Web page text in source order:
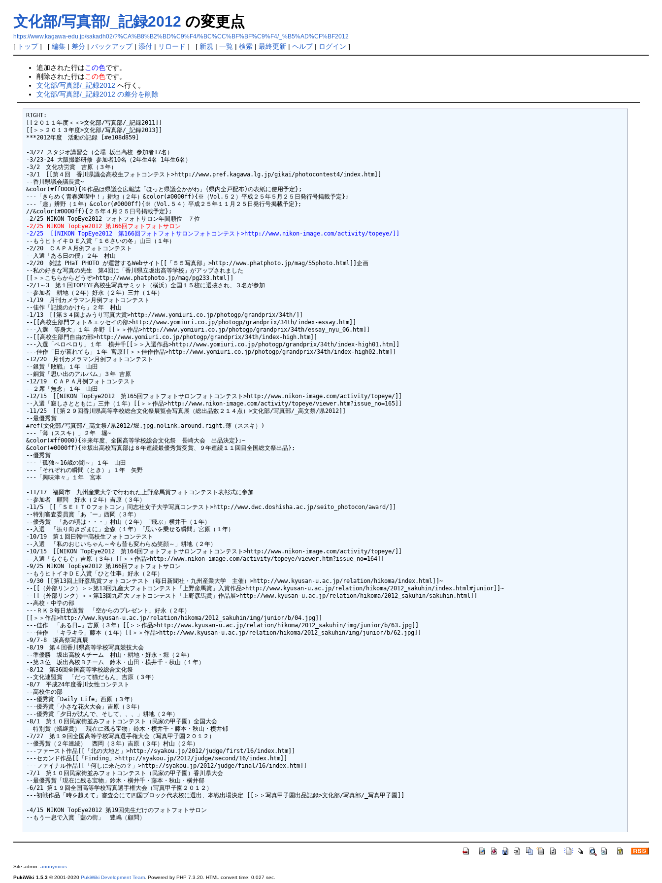
文化部/写真部/_記録2012 の変更点
https://www.kagawa-edu.jp/sakadh02/?%CA%B8%B2%BD%C9%F4/%BC%CC%BF%BF%C9%F4/_%B5%AD%CF%BF2012
[ トップ] [ 編集| 差分| バックアップ| 添付| リロード ] [ 新規 | 一覧| 検索| 最終更新| ヘルプ| ログイン ]
追加された行はこの色です。
削除された行はこの色です。
文化部/写真部/_記録2012 へ行く。
文化部/写真部/_記録2012 の差分を削除
RIGHT:
[[２０１１年度＜＜>文化部/写真部/_記録2011]]
[[＞＞２０１３年度>文化部/写真部/_記録2013]]
***2012年度　活動の記録 [#e108d859]
-3/27 スタジオ講習会（会場 坂出高校 参加者17名）
-3/23-24 大阪撮影研修 参加者10名（2年生4名 1年生6名）
-3/2　文化功労賞　吉原（３年）
-3/1　[[第４回　香川県議会高校生フォトコンテスト>http://www.pref.kagawa.lg.jp/gikai/photocontest4/index.htm]]
--香川県議会議長賞~
&color(#ff0000){※作品は県議会広報誌「ほっと県議会かがわ」(県内全戸配布)の表紙に使用予定};
---「きらめく青春満喫中！」耕地（２年）&color(#0000ff){※（Vol.５２）平成２５年５月２５日発行号掲載予定};
---「趣」辨野（１年）&color(#0000ff){※（Vol.５４）平成２５年１１月２５日発行号掲載予定};
//&color(#0000ff){２５年４月２５日号掲載予定};
-2/25 NIKON TopEye2012 第166回フォトフォトサロン
-2/25  [[NIKON TopEye2012　第166回フォトフォトサロンフォトコンテスト>http://www.nikon-image.com/activity/topeye/]]
--もうヒトイキＤＥ入賞「１６さいの冬」山田（１年）
-2/20　ＣＡＰＡ月例フォトコンテスト
--入選「ある日の僕」２年　村山
-2/20　雑誌 PHaT PHOTO が運営するWebサイト[[「５５写真部」>http://www.phatphoto.jp/mag/55photo.html]]企画
--私の好きな写真の先生　第4回に「香川県立坂出高等学校」がアップされました
[[＞＞こちらからどうぞ>http://www.phatphoto.jp/mag/pg233.html]]
-2/1～3　第１回TOPEYE高校生写真サミット（横浜）全国１５校に選抜され、３名が参加
--参加者　耕地（２年）好永（２年）三井（１年）
-1/19　月刊カメラマン月例フォトコンテスト
--佳作「記憶のかけら」２年　村山
-1/13　[[第３４回よみうり写真大賞>http://www.yomiuri.co.jp/photogp/grandprix/34th/]]
--[[高校生部門フォト＆エッセイの部>http://www.yomiuri.co.jp/photogp/grandprix/34th/index-essay.htm]]
---入選「等身大」１年 弁野 [[＞＞作品>http://www.yomiuri.co.jp/photogp/grandprix/34th/essay_nyu_06.htm]]
--[[高校生部門自由の部>http://www.yomiuri.co.jp/photogp/grandprix/34th/index-high.htm]]
---入選「ペロペロリ」１年  横井千[[＞＞入選作品>http://www.yomiuri.co.jp/photogp/grandprix/34th/index-high01.htm]]
---佳作「日が暮れても」１年 宮原[[＞＞佳作作品>http://www.yomiuri.co.jp/photogp/grandprix/34th/index-high02.htm]]
-12/20　月刊カメラマン月例フォトコンテスト
--銀賞「敗戦」１年　山田
--銅賞「思い出のアルバム」３年 吉原
-12/19　ＣＡＰＡ月例フォトコンテスト
--２席「無念」１年　山田
-12/15　[[NIKON TopEye2012　第165回フォトフォトサロンフォトコンテスト>http://www.nikon-image.com/activity/topeye/]]
--入選「寂しさとともに」三井（１年）[[＞＞作品>http://www.nikon-image.com/activity/topeye/viewer.htm?issue_no=165]]
-11/25　[[第２９回香川県高等学校総合文化祭展覧会写真展（総出品数２１４点）>文化部/写真部/_高文祭/県2012]]
--最優秀賞
#ref(文化部/写真部/_高文祭/県2012/堀.jpg,nolink,around,right,薄（ススキ）)
---「薄（ススキ）」２年　堀~
&color(#ff0000){※来年度、全国高等学校総合文化祭　長崎大会　出品決定};~
&color(#0000ff){※坂出高校写真部は８年連続最優秀賞受賞、９年連続１１回目全国総文祭出品};
--優秀賞
---「孤独～16歳の闇～」１年　山田
---「それぞれの瞬間（とき）」１年　矢野
---「興味津々」１年　宮本
-11/17　福岡市　九州産業大学で行われた上野彦馬賞フォトコンテスト表彰式に参加
--参加者　顧問　好永（２年）吉原（３年）
-11/5　[[「ＳＥＩＴＯフォトコン」同志社女子大学写真コンテスト>http://www.dwc.doshisha.ac.jp/seito_photocon/award/]]
--特別審査委員賞「あ゛ー」西岡（３年）
--優秀賞　「あの頃は・・・」村山（２年）「飛ぶ」横井千（１年）
--入選　「振り向きざまに」金森（１年）「思いを乗せる瞬間」宮原（１年）
-10/19　第１回日韓中高校生フォトコンテスト
--入選　「私のおじいちゃん～今も昔も変わらぬ笑顔～」耕地（２年）
-10/15　[[NIKON TopEye2012　第164回フォトフォトサロンフォトコンテスト>http://www.nikon-image.com/activity/topeye/]]
--入選「もぐもぐ」吉原（３年）[[＞＞作品>http://www.nikon-image.com/activity/topeye/viewer.htm?issue_no=164]]
-9/25 NIKON TopEye2012 第166回フォトフォトサロン
--もうヒトイキＤＥ入賞「ひと仕事」好永（２年）
-9/30 [[第13回上野彦馬賞フォトコンテスト（毎日新聞社・九州産業大学　主催）>http://www.kyusan-u.ac.jp/relation/hikoma/index.html]]~
--[[（外部リンク）＞＞第13回九産大フォトコンテスト「上野彦馬賞」入賞作品>http://www.kyusan-u.ac.jp/relation/hikoma/2012_sakuhin/index.html#junior]]~
--[[（外部リンク）＞＞第13回九産大フォトコンテスト「上野彦馬賞」作品展>http://www.kyusan-u.ac.jp/relation/hikoma/2012_sakuhin/sakuhin.html]]
--高校・中学の部
---ＲＫＢ毎日放送賞　「空からのプレゼント」好永（２年）
[[＞＞作品>http://www.kyusan-u.ac.jp/relation/hikoma/2012_sakuhin/img/junior/b/04.jpg]]
---佳作　「ある日…」吉原（３年）[[＞＞作品>http://www.kyusan-u.ac.jp/relation/hikoma/2012_sakuhin/img/junior/b/63.jpg]]
---佳作　「キラキラ」藤本（１年）[[＞＞作品>http://www.kyusan-u.ac.jp/relation/hikoma/2012_sakuhin/img/junior/b/62.jpg]]
-9/7-8　坂高祭写真展
-8/19　第４回香川県高等学校写真競技大会
--準優勝　坂出高校Ａチーム　村山・耕地・好永・堀（２年）
--第３位　坂出高校Ｂチーム　鈴木・山田・横井千・秋山（１年）
-8/12　第36回全国高等学校総合文化祭
--文化連盟賞　「だって猫だもん」吉原（３年）
-8/7　平成24年度香川女性コンテスト
--高校生の部
---優秀賞「Daily Life」西原（３年）
---優秀賞「小さな花火大会」吉原（３年）
---優秀賞「夕日が沈んで、そして、、、」耕地（２年）
-8/1　第１０回民家街並みフォトコンテスト（民家の甲子園）全国大会
--特別賞（蟻継賞）「現在に残る宝物」鈴木・横井千・藤本・秋山・横井郁
-7/27　第１９回全国高等学校写真選手権大会（写真甲子園２０１２）
--優秀賞（２年連続）　西岡（３年）吉原（３年）村山（２年）
---ファースト作品[[「北の大地と」>http://syakou.jp/2012/judge/first/16/index.htm]]
---セカンド作品[[「Finding」>http://syakou.jp/2012/judge/second/16/index.htm]]
---ファイナル作品[[「何しに来たの？」>http://syakou.jp/2012/judge/final/16/index.htm]]
-7/1　第１０回民家街並みフォトコンテスト（民家の甲子園）香川県大会
--最優秀賞「現在に残る宝物」鈴木・横井千・藤本・秋山・横井郁
-6/21 第１９回全国高等学校写真選手権大会（写真甲子園２０１２）
---初戦作品「時を越えて」審査会にて四国ブロック代表校に選出、本戦出場決定 [[＞＞写真甲子園出品記録>文化部/写真部/_写真甲子園]]
-4/15 NIKON TopEye2012 第19回先生だけのフォトフォトサロン
Site admin: anonymous
PukiWiki 1.5.3© 2001-2020 PukiWiki Development Team. Powered by PHP 7.3.20. HTML convert time: 0.027 sec.